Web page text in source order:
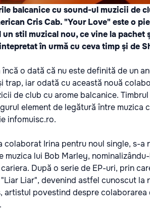
balcanice cu sound-ul muzicii de
Cris Cab. "Your Love" este o
stil muzical nou, ce vine la pachet
în urmă cu ceva timp și de
încă o dată că nu este definită de un
trap, iar odată cu această nouă
de club cu arome balcanice.
element de legătură între muzica
infomuisc.ro.
colaborat Irina pentru noul single, s-a
muzica lui Bob Marley,
După o serie de EP-uri, prin
Liar", devenind astfel cunoscut
artistul povestind despre